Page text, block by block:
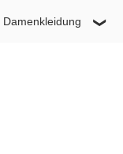
Damenkleidung